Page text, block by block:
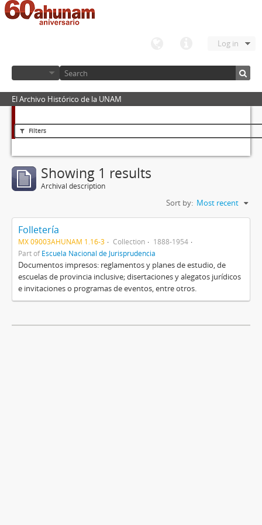
Log in
El Archivo Histórico de la UNAM
Filters
Showing 1 results
Archival description
Sort by: Most recent
Folletería
MX 09003AHUNAM 1.16-3 Collection
1888-1954
Part ofEscuela Nacional de Jurisprudencia
Documentos impresos: reglamentos y planes de estudio, de
escuelas de provincia inclusive; disertaciones y alegatos jurídicos
e invitaciones o programas de eventos, entre otros.